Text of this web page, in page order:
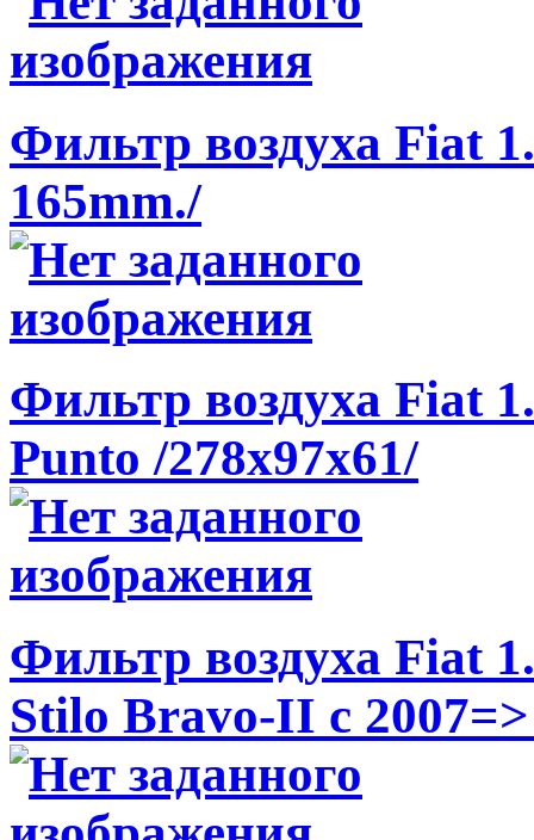
Фильтр воздуха Fiat
165mm./
Фильтр воздуха Fiat
Punto /278x97x61/
Фильтр воздуха Fiat
Stilo Bravo-II c